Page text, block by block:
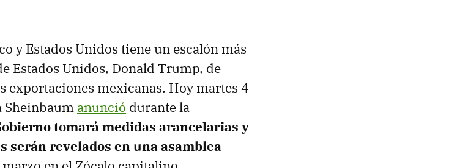
y Estados Unidos tiene un escalón más
Estados Unidos, Donald Trump, de
exportaciones mexicanas. Hoy martes 4
Sheinbaum anunció durante la
tomará medidas arancelarias y
serán revelados en una asamblea